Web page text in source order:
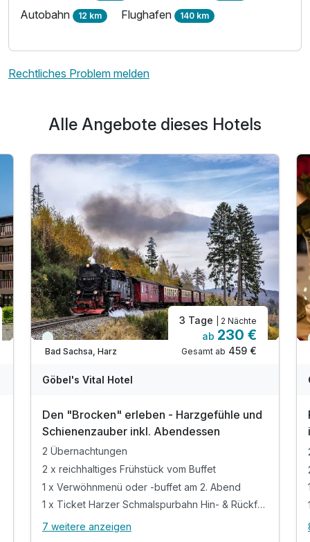
Autobahn 12 km Flughafen 140 km
Rechtliches Problem melden
Alle Angebote dieses Hotels
Viele Termine frei
Bad Sachsa, Harz
3 Tage | 2 Nächte
ab 230 €
Gesamt ab 459 €
Göbel's Vital Hotel
Den "Brocken" erleben - Harzgefühle und
Schienenzauber inkl. Abendessen
2 Übernachtungen
2 x reichhaltiges Frühstück vom Buffet
1 x Verwöhnmenü oder -buffet am 2. Abend
1 x Ticket Harzer Schmalspurbahn Hin- & Rückfahrt
Alle Inklusivleistungen
7 weitere anzeigen